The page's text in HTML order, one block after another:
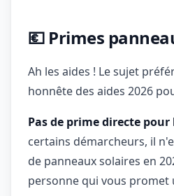
💶 Primes
Ah les aides ! Le sujet
honnête des aides 2026
Pas de prime directe
certains démarcheurs, il
de panneaux solaires en
personne qui vous